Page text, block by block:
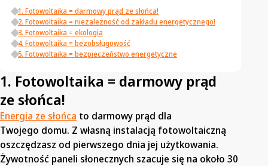
1. Fotowoltaika = darmowy prąd ze słońca!
2. Fotowoltaika = niezależność od zakładu energetycznego!
3. Fotowoltaika = ekologia
4. Fotowoltaika = bezobsługowość
5. Fotowoltaika = bezpieczeństwo energetyczne
1. Fotowoltaika = darmowy prąd
ze słońca!
Energia ze słońca to darmowy prąd dla
Twojego domu. Z własną instalacją fotowoltaiczną
oszczędzasz od pierwszego dnia jej użytkowania.
Żywotność paneli słonecznych szacuje się na około 30